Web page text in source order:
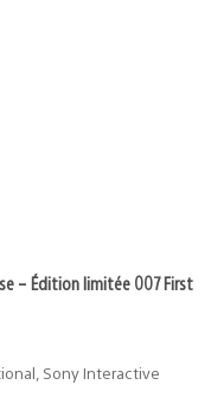
– Édition limitée 007 First
Sony Interactive